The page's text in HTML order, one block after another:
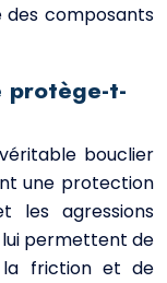
des composants
protège-t-
bouclier
une protection
les agressions
lui permettent de
la friction et de